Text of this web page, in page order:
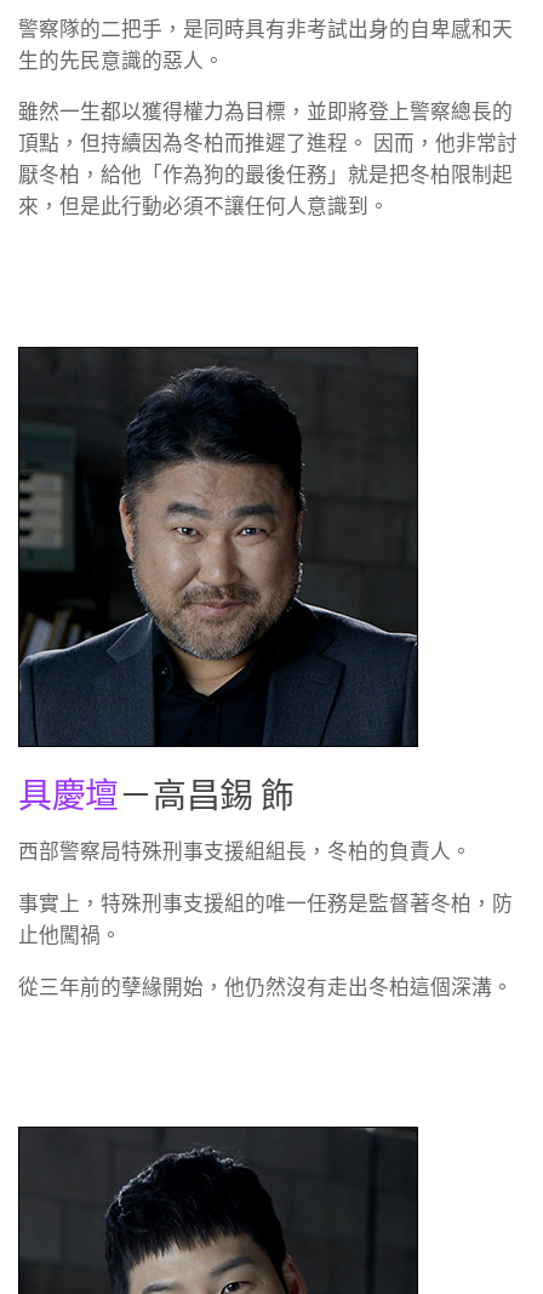
警察隊的二把手，是同時具有非考試出身的自卑感和天
生的先民意識的惡人。
雖然一生都以獲得權力為目標，並即將登上警察總長的
頂點，但持續因為冬柏而推遲了進程。 因而，他非常討
厭冬柏，給他「作為狗的最後任務」就是把冬柏限制起
來，但是此行動必須不讓任何人意識到。
具慶壇－高昌錫 飾
西部警察局特殊刑事支援組組長，冬柏的負責人。
事實上，特殊刑事支援組的唯一任務是監督著冬柏，防
止他闖禍。
從三年前的孽緣開始，他仍然沒有走出冬柏這個深溝。